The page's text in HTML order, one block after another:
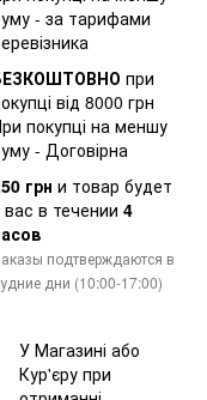
- за тарифами
при
від 8000 грн
покупці на меншу
- Договірна
грн и товар будет
вас в течении 4
подтверждаются в
дни (10:00-17:00)
У Магазині або
Кур'єру при